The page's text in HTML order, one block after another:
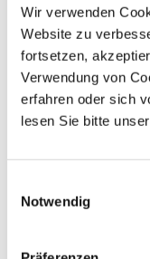
Wir verwenden
Website zu
fortsetzen,
Verwendung von
erfahren oder sich
lesen Sie bitte
Notwendig
Beitrag leisten,
verbessern. Als
Dankbarkeit
Sonnenseite
sind, an
UNSER
Wir